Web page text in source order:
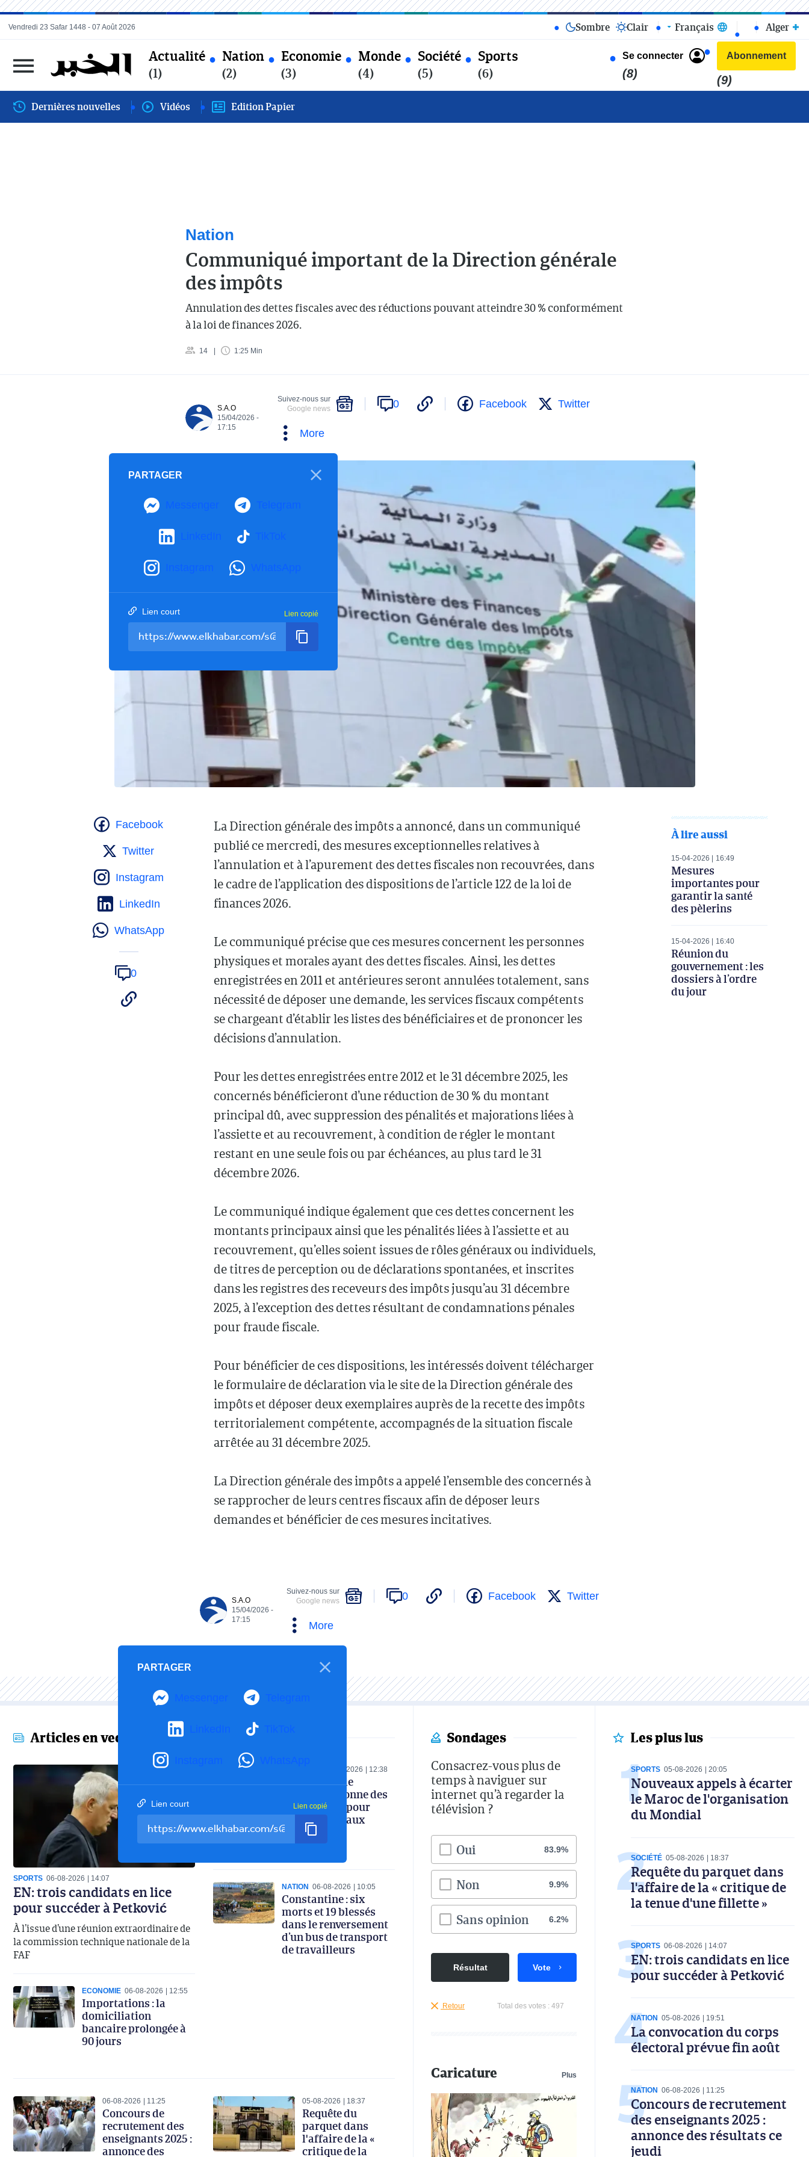
Actualité
(1)
Nation
(2)
Economie
(3)
Monde
(4)
Société
(5)
Sports
(6)
Se connecter
(8)
Abonnement
(9)
Vendredi 23 Safar 1448 - 07 Août 2026 Sombre Clair Français Alger
Dernières nouvelles Vidéos Edition Papier
Nation
Communiqué important de la Direction générale
des impôts
Annulation des dettes fiscales avec des réductions pouvant atteindre 30 % conformément
à la loi de finances 2026.
14 1:25 Min
S.A.O
15/04/2026 -
17:15
Suivez-nous sur
Google news
0 Facebook Twitter
More
PARTAGER
Messenger Telegram
LinkedIn TikTok
Instagram WhatsApp
Lien court Lien copié
La Direction générale des impôts a annoncé, dans un communiqué
publié ce mercredi, des mesures exceptionnelles relatives à
l’annulation et à l’apurement des dettes fiscales non recouvrées, dans
le cadre de l’application des dispositions de l’article 122 de la loi de
finances 2026.
Le communiqué précise que ces mesures concernent les personnes
physiques et morales ayant des dettes fiscales. Ainsi, les dettes
enregistrées en 2011 et antérieures seront annulées totalement, sans
nécessité de déposer une demande, les services fiscaux compétents
se chargeant d’établir les listes des bénéficiaires et de prononcer les
décisions d’annulation.
Pour les dettes enregistrées entre 2012 et le 31 décembre 2025, les
concernés bénéficieront d’une réduction de 30 % du montant
principal dû, avec suppression des pénalités et majorations liées à
l’assiette et au recouvrement, à condition de régler le montant
restant en une seule fois ou par échéances, au plus tard le 31
décembre 2026.
Le communiqué indique également que ces dettes concernent les
montants principaux ainsi que les pénalités liées à l’assiette et au
recouvrement, qu’elles soient issues de rôles généraux ou individuels,
de titres de perception ou de déclarations spontanées, et inscrites
dans les registres des receveurs des impôts jusqu’au 31 décembre
2025, à l’exception des dettes résultant de condamnations pénales
pour fraude fiscale.
Pour bénéficier de ces dispositions, les intéressés doivent télécharger
le formulaire de déclaration via le site de la Direction générale des
impôts et déposer deux exemplaires auprès de la recette des impôts
territorialement compétente, accompagnés de la situation fiscale
arrêtée au 31 décembre 2025.
La Direction générale des impôts a appelé l’ensemble des concernés à
se rapprocher de leurs centres fiscaux afin de déposer leurs
demandes et bénéficier de ces mesures incitatives.
Facebook
Twitter
Instagram
LinkedIn
WhatsApp
0
À lire aussi
15-04-2026 16:49
Mesures
importantes pour
garantir la santé
des pèlerins
15-04-2026 16:40
Réunion du
gouvernement : les
dossiers à l’ordre
du jour
S.A.O
15/04/2026 -
17:15
Suivez-nous sur
Google news
0 Facebook Twitter
More
PARTAGER
Messenger Telegram
LinkedIn TikTok
Instagram WhatsApp
Lien court Lien copié
Articles en vedette
SPORTS 06-08-2026 14:07
EN: trois candidats en lice
pour succéder à Petković
À l’issue d’une réunion extraordinaire de
la commission technique nationale de la
FAF
06-08-2026 12:38
Le ministre de
l’Industrie donne des
instructions pour
renforcer le taux
d’intégration
nationale
NATION 06-08-2026 10:05
Constantine : six
morts et 19 blessés
dans le renversement
d’un bus de transport
de travailleurs
ECONOMIE 06-08-2026 12:55
Importations : la
domiciliation
bancaire prolongée à
90 jours
06-08-2026 11:25
Concours de
recrutement des
enseignants 2025 :
annonce des
05-08-2026 18:37
Requête du
parquet dans
l'affaire de la «
critique de la
Sondages
Consacrez-vous plus de
temps à naviguer sur
internet qu’à regarder la
télévision ?
Oui 83.9%
Non 9.9%
Sans opinion 6.2%
Résultat Vote
Retour Total des votes : 497
Caricature Plus
Les plus lus
SPORTS 05-08-2026 20:05
Nouveaux appels à écarter
le Maroc de l'organisation
du Mondial
SOCIÉTÉ 05-08-2026 18:37
Requête du parquet dans
l'affaire de la « critique de
la tenue d'une fillette »
SPORTS 06-08-2026 14:07
EN: trois candidats en lice
pour succéder à Petković
NATION 05-08-2026 19:51
La convocation du corps
électoral prévue fin août
NATION 06-08-2026 11:25
Concours de recrutement
des enseignants 2025 :
annonce des résultats ce
jeudi